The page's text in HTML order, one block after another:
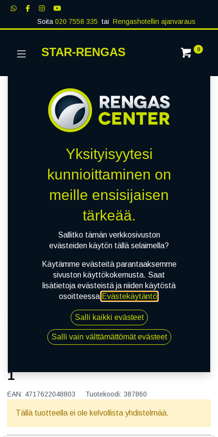
Soita020 7558 335 tai Rengashotellin ajanvaraus
STAR-RENGAS 0
165/65R13 77H NANKANG NA-1
1
EAN: 4717622048803 Tuotekoodi: 387860
Tällä tuotteella ei ole kelvollista yhdistelmää.
Yksityisyytesi
kunnioittaminen on
meille ensisijaisen
tärkeää.
Sallitko tämän verkkosivuston
evästeiden käytön tällä selaimella?
Käytämme evästeitä parantaaksemme
sivuston käyttökokemusta. Saat
lisätietoja evästeistä ja niiden käytöstä
osoitteessa Evästekäytäntö.
Salli kaikki evästeet
Salli vain välttämättömät evästeet